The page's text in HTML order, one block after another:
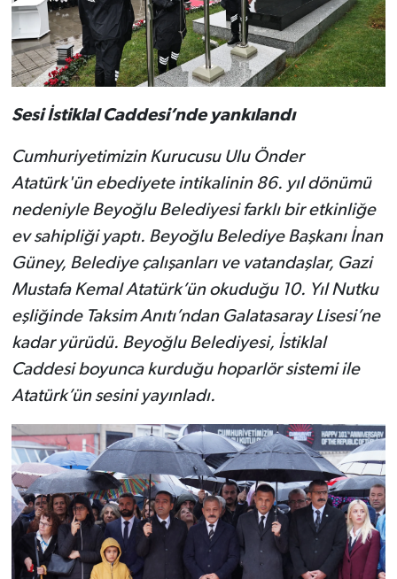
Sesi İstiklal Caddesi’nde yankılandı
Cumhuriyetimizin Kurucusu Ulu Önder
Atatürk'ün ebediyete intikalinin 86. yıl dönümü
nedeniyle Beyoğlu Belediyesi farklı bir etkinliğe
ev sahipliği yaptı. Beyoğlu Belediye Başkanı İnan
Güney, Belediye çalışanları ve vatandaşlar, Gazi
Mustafa Kemal Atatürk’ün okuduğu 10. Yıl Nutku
eşliğinde Taksim Anıtı’ndan Galatasaray Lisesi’ne
kadar yürüdü. Beyoğlu Belediyesi, İstiklal
Caddesi boyunca kurduğu hoparlör sistemi ile
Atatürk’ün sesini yayınladı.